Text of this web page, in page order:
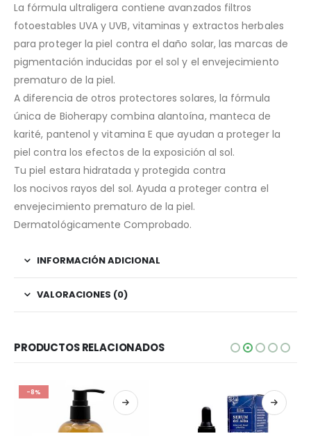
La fórmula ultraligera contiene avanzados filtros
fotoestables UVA y UVB, vitaminas y extractos herbales
para proteger la piel contra el daño solar, las marcas de
pigmentación inducidas por el sol y el envejecimiento
prematuro de la piel.
A diferencia de otros protectores solares, la fórmula
única de Bioherapy combina alantoína, manteca de
karité, pantenol y vitamina E que ayudan a proteger la
piel contra los efectos de la exposición al sol.
Tu piel estara hidratada y protegida contra
los nocivos rayos del sol. Ayuda a proteger contra el
envejecimiento prematuro de la piel.
Dermatológicamente Comprobado.
INFORMACIÓN ADICIONAL
VALORACIONES (0)
PRODUCTOS RELACIONADOS
-8%